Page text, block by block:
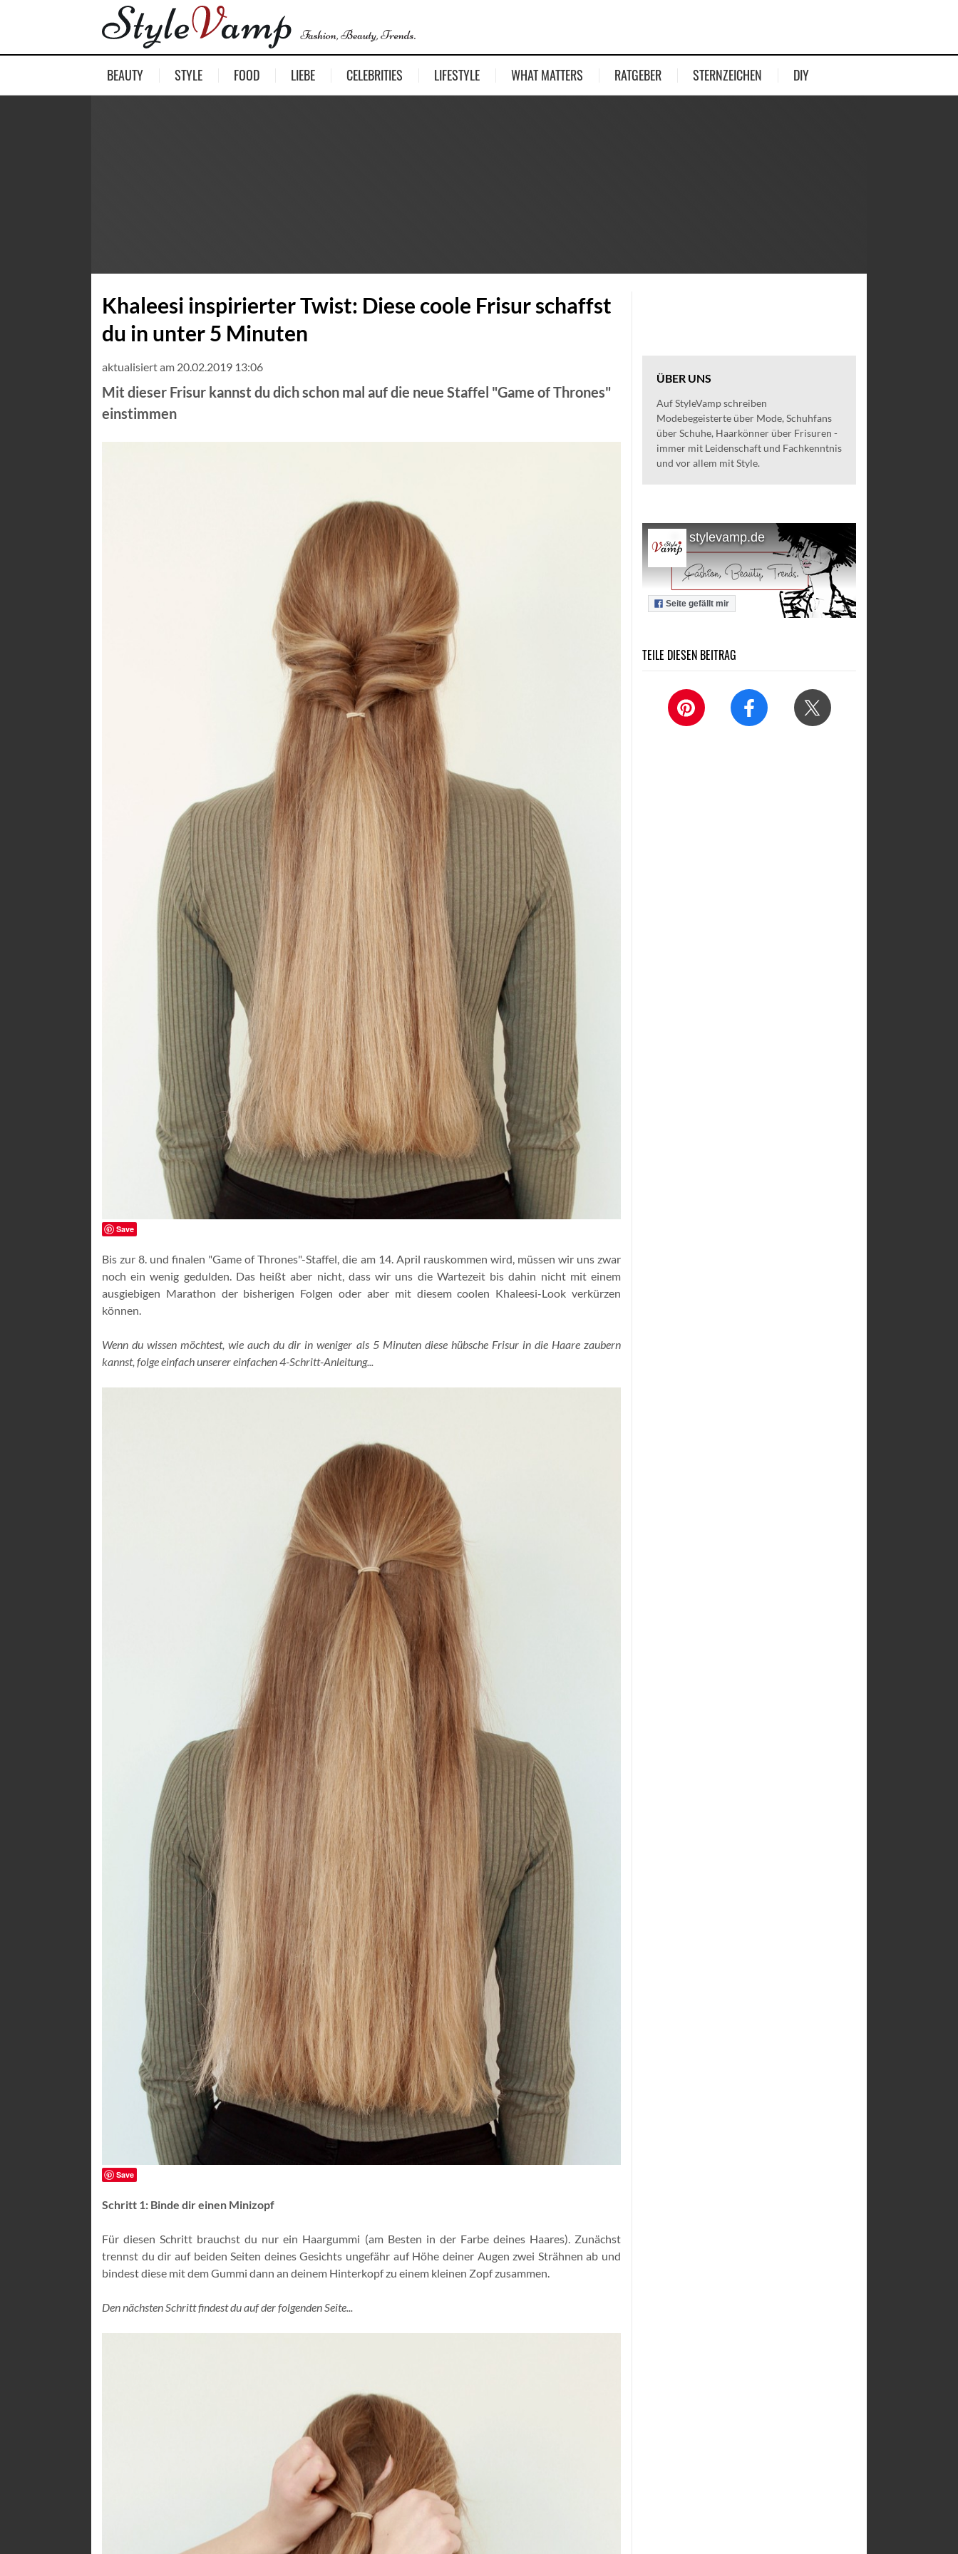
BEAUTY STYLE FOOD LIEBE CELEBRITIES LIFESTYLE WHAT MATTERS RATGEBER STERNZEICHEN DIY
Khaleesi inspirierter Twist: Diese coole Frisur schaffst
du in unter 5 Minuten
aktualisiert am 20.02.2019 13:06
Mit dieser Frisur kannst du dich schon mal auf die neue Staffel "Game of Thrones"
einstimmen
Save
Bis zur 8. und finalen "Game of Thrones"-Staffel, die am 14. April rauskommen wird, müssen wir uns zwar
noch ein wenig gedulden. Das heißt aber nicht, dass wir uns die Wartezeit bis dahin nicht mit einem
ausgiebigen Marathon der bisherigen Folgen oder aber mit diesem coolen Khaleesi-Look verkürzen
können.
Wenn du wissen möchtest, wie auch du dir in weniger als 5 Minuten diese hübsche Frisur in die Haare zaubern
kannst, folge einfach unserer einfachen 4-Schritt-Anleitung...
Save
Schritt 1: Binde dir einen Minizopf
Für diesen Schritt brauchst du nur ein Haargummi (am Besten in der Farbe deines Haares). Zunächst
trennst du dir auf beiden Seiten deines Gesichts ungefähr auf Höhe deiner Augen zwei Strähnen ab und
bindest diese mit dem Gummi dann an deinem Hinterkopf zu einem kleinen Zopf zusammen.
Den nächsten Schritt findest du auf der folgenden Seite...
ÜBER UNS
Auf StyleVamp schreiben
Modebegeisterte über Mode, Schuhfans
über Schuhe, Haarkönner über Frisuren -
immer mit Leidenschaft und Fachkenntnis
und vor allem mit Style.
stylevamp.de
Seite gefällt mir
TEILE DIESEN BEITRAG